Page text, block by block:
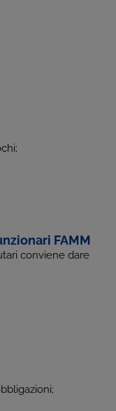
FAMM
conviene dare